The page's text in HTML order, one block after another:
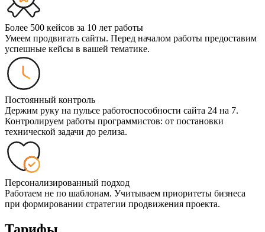
Более 500 кейсов за 10 лет работы
Умеем продвигать сайты. Перед началом работы предоставим
успешные кейсы в вашей тематике.
Постоянный контроль
Держим руку на пульсе работоспособности сайта 24 на 7.
Контролируем работы программистов: от постановки
технической задачи до релиза.
Персонализированный подход
Работаем не по шаблонам. Учитываем приоритеты бизнеса
при формировании стратегии продвижения проекта.